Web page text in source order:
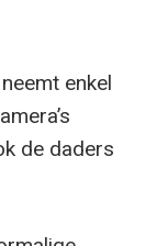
enkel
de daders